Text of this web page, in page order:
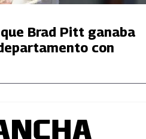
Brad Pitt ganaba
con